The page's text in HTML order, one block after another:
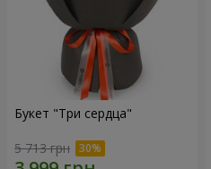
Букет "Три сердца"
5 713 грн